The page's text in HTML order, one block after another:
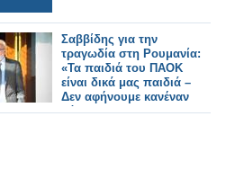
Σαββίδης για την
τραγωδία στη Ρουμανία:
«Τα παιδιά του ΠΑΟΚ
είναι δικά μας παιδιά –
Δεν αφήνουμε κανέναν
μόνο»